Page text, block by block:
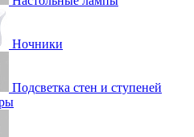
Ночники
Подсветка стен и ступеней